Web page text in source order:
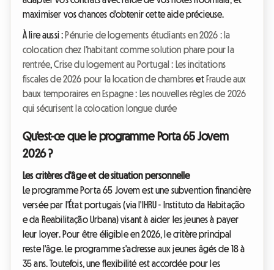
maximiser vos chances d'obtenir cette aide précieuse.
À lire aussi : Pénurie de logements étudiants en 2026 : la
colocation chez l'habitant comme solution phare pour la
rentrée,Crise du logement au Portugal : Les incitations
fiscales de 2026 pour la location de chambreset Fraude aux
baux temporaires en Espagne : Les nouvelles règles de 2026
qui sécurisent la colocation longue durée
Qu'est-ce que le programme Porta 65 Jovem
2026 ?
Les critères d'âge et de situation personnelle
Le programme Porta 65 Jovem est une subvention financière
versée par l'État portugais (via l'IHRU - Instituto da Habitação
e da Reabilitação Urbana) visant à aider les jeunes à payer
leur loyer. Pour être éligible en 2026, le critère principal
reste l'âge. Le programme s'adresse aux jeunes âgés de 18 à
35 ans. Toutefois, une flexibilité est accordée pour les